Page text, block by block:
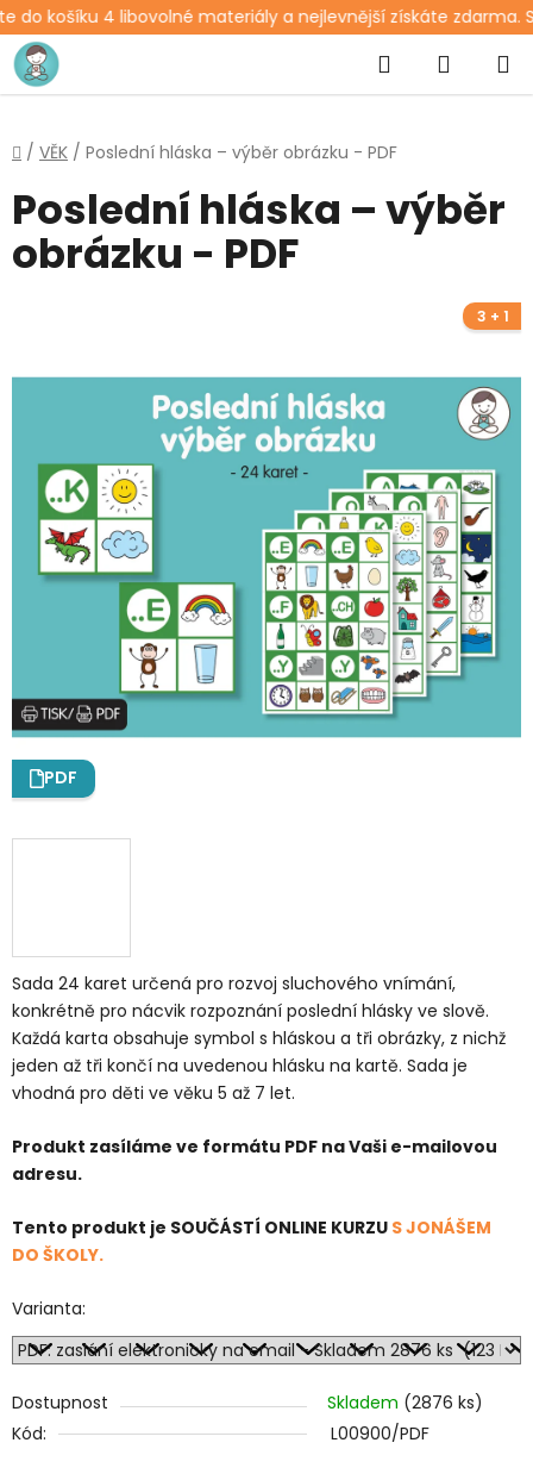
do košíku 4 libovolné materiály a nejlevnější získáte zdarma.
Přejít
na
obsah
Hledat
KOŠÍK
Domů
/ VĚK / Poslední hláska – výběr obrázku - PDF
Sada 24 karet určená pro rozvoj sluchového vnímání,
konkrétně pro nácvik rozpoznání poslední hlásky ve slově.
Každá karta obsahuje symbol s hláskou a tři obrázky, z nichž
jeden až tři končí na uvedenou hlásku na kartě. Sada je
vhodná pro děti ve věku 5 až 7 let.
Produkt zasíláme ve formátu PDF na Vaši e-mailovou
adresu.
Tento produkt je SOUČÁSTÍ ONLINE KURZU S JONÁŠEM
DO ŠKOLY.
Varianta:
Dostupnost Skladem (2876 ks)
Kód:
L00900/PDF
Poslední hláska – výběr
obrázku - PDF
3 + 1
PDF